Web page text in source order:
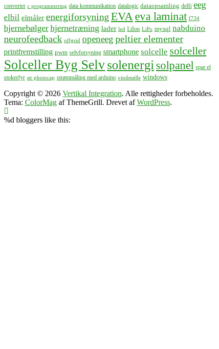
converter c programmering data kommunikation datalogic dataopsamling delfi eeg
elbil elmåler energiforsyning EVA eva laminat f734
hjernebølger hjernetræning lader led LiIon LiPo mysql nabduino
neurofeedback offgrid openeeg peltier elementer
printfremstilling pwm selvforsyning smartphone solcelle solceller
Solceller Byg Selvsolenergisolpanel spar el
stokerfyr str photocap strømmåling med arduino vindmølle windows
Copyright © 2026 Vertikal Integration. Alle rettigheder forbeholdes.
Tema: ColorMag af ThemeGrill. Drevet afWordPress.
%d bloggers like this: